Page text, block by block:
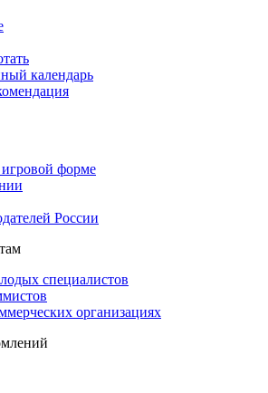
календарь
форме
России
специалистов
организациях